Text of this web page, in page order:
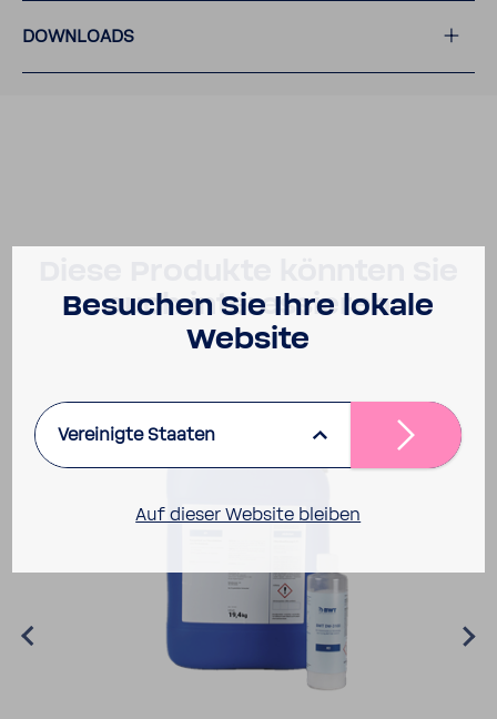
DOWN­LOADS
auch inter­es­sieren
Besu­chen Sie Ihre lokale
Website
Vereinigte Staaten
Auf dieser Website bleiben